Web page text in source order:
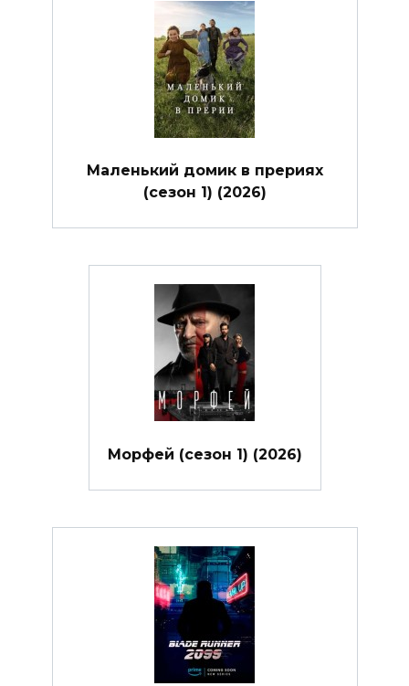
Маленький домик в прериях
(сезон 1) (2026)
Морфей (сезон 1) (2026)